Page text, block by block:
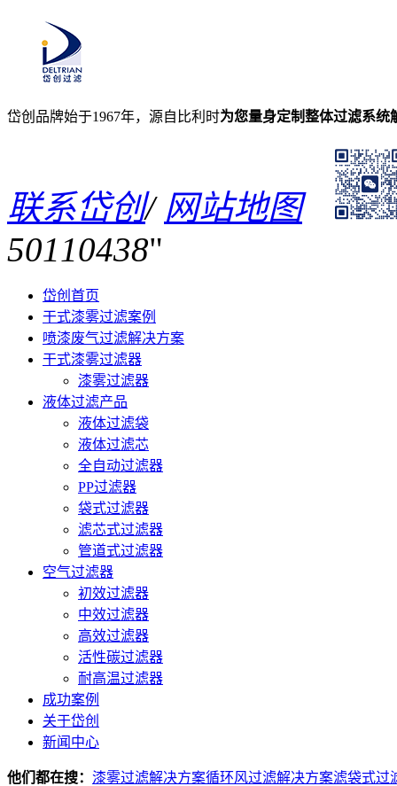
岱创品牌始于1967年，源自比利时为您量身定制整体过滤系统
联系岱创/ 网站地图
50110438
岱创首页
干式漆雾过滤案例
喷漆废气过滤解决方案
干式漆雾过滤器
漆雾过滤器
液体过滤产品
液体过滤袋
液体过滤芯
全自动过滤器
PP过滤器
袋式过滤器
滤芯式过滤器
管道式过滤器
空气过滤器
初效过滤器
中效过滤器
高效过滤器
活性碳过滤器
耐高温过滤器
成功案例
关于岱创
新闻中心
他们都在搜： 漆雾过滤解决方案循环风过滤解决方案滤袋式过